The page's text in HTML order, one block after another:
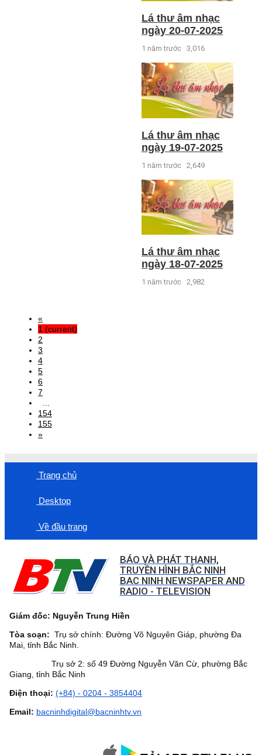
Lá thư âm nhạc
ngày 20-07-2025
1 năm trước 3,016
Lá thư âm nhạc
ngày 19-07-2025
1 năm trước 2,649
Lá thư âm nhạc
ngày 18-07-2025
1 năm trước 2,982
«
1 (current)
2
3
4
5
6
7
154
155
»
Trang chủ
Desktop
Về đầu trang
BÁO VÀ PHÁT THANH,
TRUYỀN HÌNH BẮC NINH
BAC NINH NEWSPAPER AND
RADIO - TELEVISION
Giám đốc: Nguyễn Trung Hiền
Tòa soạn: Trụ sở chính: Đường Võ Nguyên Giáp, phường Đa
Mai, tỉnh Bắc Ninh.
Trụ sở 2: số 49 Đường Nguyễn Văn Cừ, phường Bắc
Giang, tỉnh Bắc Ninh
Điện thoại: (+84) - 0204 - 3854404
Email: bacninhdigital@bacninhtv.vn